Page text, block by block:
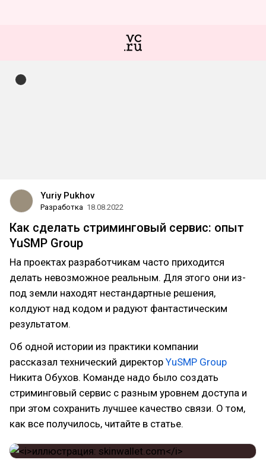
Yuriy Pukhov
Разработка 18.08.2022
Как сделать стриминговый сервис: опыт
YuSMP Group
На проектах разработчикам часто приходится
делать невозможное реальным. Для этого они из-
под земли находят нестандартные решения,
колдуют над кодом и радуют фантастическим
результатом.
Об одной истории из практики компании
рассказал технический директор YuSMP Group
Никита Обухов. Команде надо было создать
стриминговый сервис с разным уровнем доступа и
при этом сохранить лучшее качество связи. О том,
как все получилось, читайте в статье.